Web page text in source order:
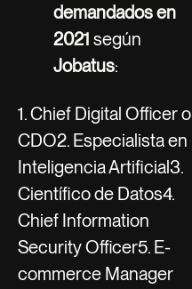
demandados en
2021 según
Jobatus:
1. Chief Digital Officer o
CDO2. Especialista en
Inteligencia Artificial3.
Científico de Datos4.
Chief Information
Security Officer5. E-
commerce Manager